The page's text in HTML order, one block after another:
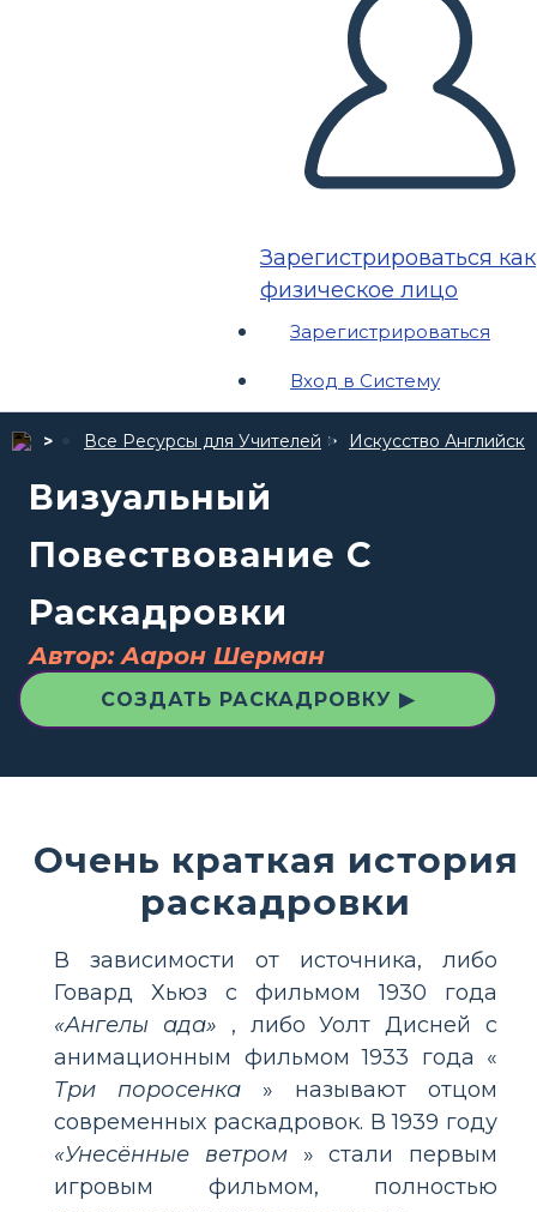
Зарегистрироваться как
физическое лицо
Зарегистрироваться
Вход в Систему
Все Ресурсы для Учителей Искусство
Визуальный
Повествование С
Раскадровки
Автор: Аарон Шерман
СОЗДАТЬ РАСКАДРОВКУ ▶
Очень краткая история
раскадровки
В зависимости от источника, либо
Говард Хьюз с фильмом 1930 года
«Ангелы ада» , либо Уолт Дисней с
анимационным фильмом 1933 года «
Три поросенка » называют отцом
современных раскадровок. В 1939 году
«Унесённые ветром» стали первым
игровым фильмом, полностью